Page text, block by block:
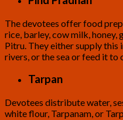
The devotees offer food
rice, barley, cow milk, honey,
Pitru. They either supply this
rivers, or the sea or feed it to
Tarpan
Devotees distribute water,
white flour, Tarpanam, or